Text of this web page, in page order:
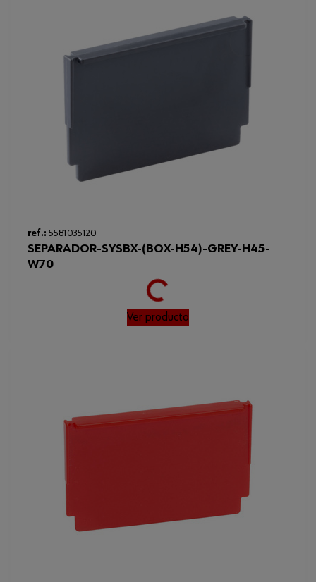
ref.: 5581035120
SEPARADOR-SYSBX-(BOX-H54)-GREY-H45-
W70
Loading...
Ver producto